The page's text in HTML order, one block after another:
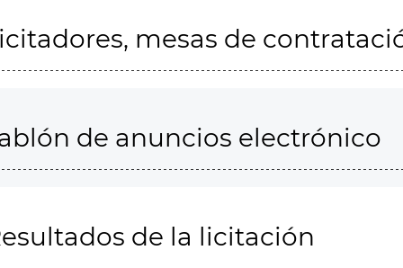
mesas de
de anuncios electrónico
de la licitación